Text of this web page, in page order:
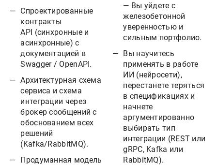
Спроектированные
контракты
API (синхронные и
асинхронные) с
документацией в
Swagger / OpenAPI.
Архитектурная схема
сервиса и схема
интеграции через
брокер сообщений с
обоснованием всех
решений
(Kafka/RabbitMQ).
Продуманная модель
— Вы уйдете с
железобетонной
уверенностью и
сильным портфолио.
Вы научитесь
применять в работе
ИИ (нейросети),
перестанете теряться
в спецификациях и
начнете
аргументированно
выбирать тип
интеграции (REST или
gRPC, Kafka или
RabbitMQ).